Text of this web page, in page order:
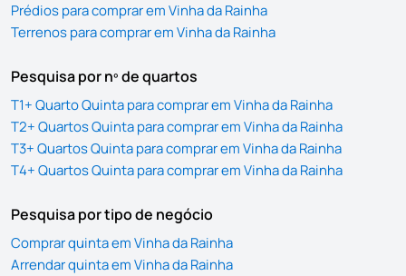
Prédios para comprar em Vinha da Rainha
Terrenos para comprar em Vinha da Rainha
Pesquisa por nº de quartos
T1+ Quarto Quinta para comprar em Vinha da Rainha
T2+ Quartos Quinta para comprar em Vinha da Rainha
T3+ Quartos Quinta para comprar em Vinha da Rainha
T4+ Quartos Quinta para comprar em Vinha da Rainha
Pesquisa por tipo de negócio
Comprar quinta em Vinha da Rainha
Arrendar quinta em Vinha da Rainha